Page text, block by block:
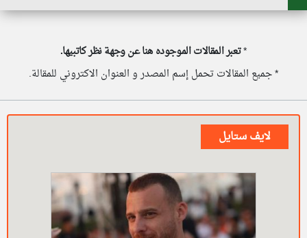
*تعبر المقالات الموجوده هنا عن وجهة نظر كاتبيها.
* جميع المقالات تحمل إسم المصدر و العنوان الاكتروني للمقالة.
لايف ستايل